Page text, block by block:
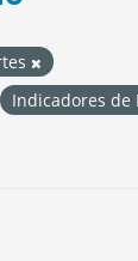
Indicadores de